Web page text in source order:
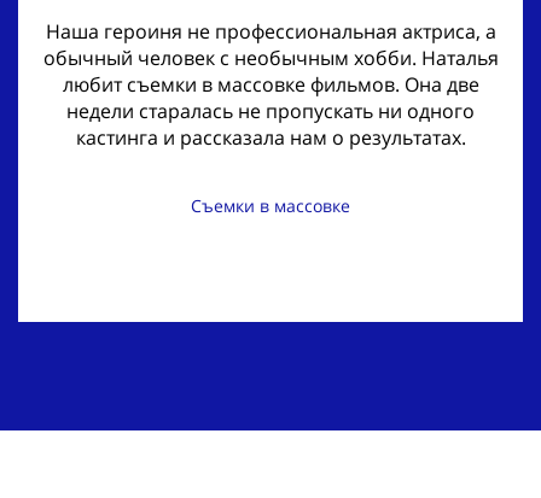
Наша героиня не профессиональная актриса, а
обычный человек с необычным хобби. Наталья
любит съемки в массовке фильмов. Она две
недели старалась не пропускать ни одного
кастинга и рассказала нам о результатах.
Съемки в массовке